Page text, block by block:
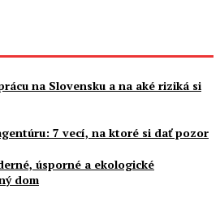
na Slovensku a na aké riziká si
7 vecí, na ktoré si dať pozor
úsporné a ekologické
dom